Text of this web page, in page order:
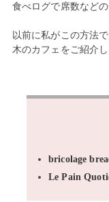
食べログで席数など
以前に私がこの方法
木のカフェをご紹介し
bricolage
Le Pain